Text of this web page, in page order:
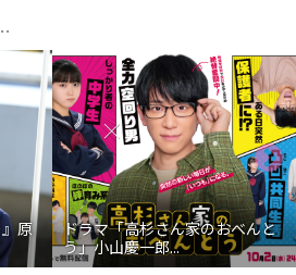
原
ドラマ「高杉さん家のおべんと
う」小山慶一郎...